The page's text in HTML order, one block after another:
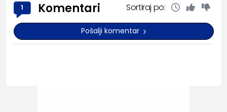
1 Komentari Sortiraj po:
Pošalji komentar